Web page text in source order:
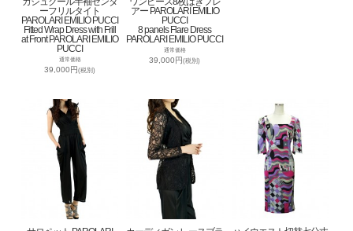
ーフリルタイト
PAROLARI EMILIO PUCCI
Fitted Wrap Dress with Frill
at Front PAROLARI EMILIO
PUCCI
通常価格
39,000円(税別)
アー PAROLARI EMILIO
PUCCI
8 panels Flare Dress
PAROLARI EMILIO PUCCI
通常価格
39,000円(税別)